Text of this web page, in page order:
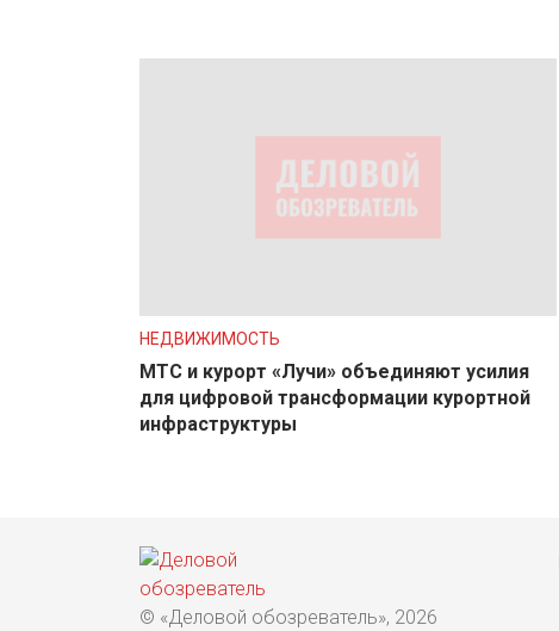
НЕДВИЖИМОСТЬ
МТС и курорт «Лучи» объединяют усилия
для цифровой трансформации курортной
инфраструктуры
© «Деловой обозреватель», 2026